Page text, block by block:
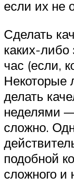
если их не
Сделать
каких-либо
час (если,
Некоторые
делать
неделями
сложно.
подобной
сложного и